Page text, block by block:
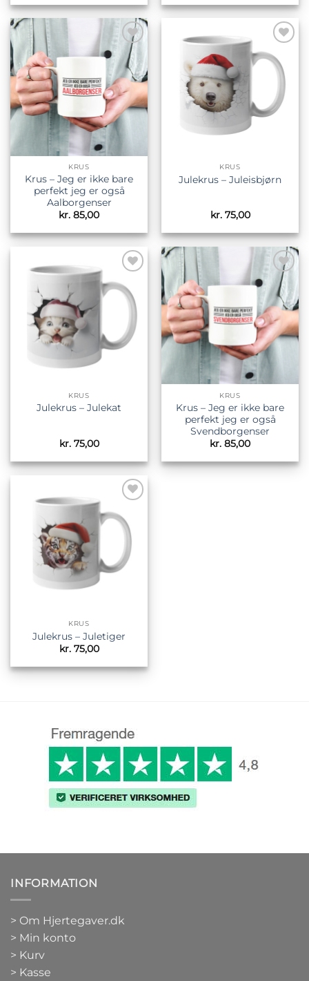
Tilføj til
ønskeliste
KRUS
Krus – Jeg er ikke bare
perfekt jeg er også
Aalborgenser
kr. 85,00
Tilføj til
ønskeliste
KRUS
Julekrus – Juleisbjørn
kr.75,00
Tilføj til
ønskeliste
KRUS
Julekrus – Julekat
kr.75,00
Tilføj til
ønskeliste
KRUS
Krus – Jeg er ikke bare
perfekt jeg er også
Svendborgenser
kr. 85,00
Tilføj til
ønskeliste
KRUS
Julekrus – Juletiger
kr.75,00
INFORMATION
> Om Hjertegaver.dk
> Min konto
> Kurv
> Kasse